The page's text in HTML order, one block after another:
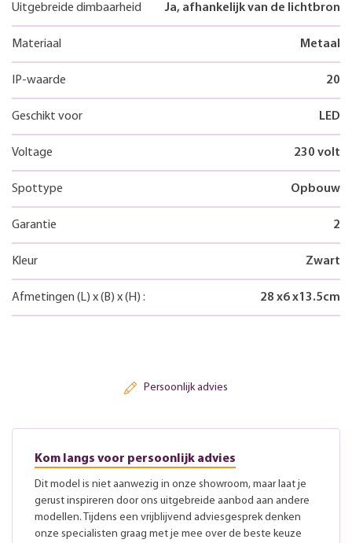
Uitgebreide dimbaarheid Ja, afhankelijk van de lichtbron
Materiaal Metaal
IP-waarde 20
Geschikt voor LED
Voltage 230 volt
Spottype Opbouw
Garantie 2
Kleur Zwart
Afmetingen (L) x(B) x(H) : 28 x6x13.5cm
Persoonlijk advies
Kom langs voor persoonlijk advies
Dit model is niet aanwezig in onze showroom, maar laat je
gerust inspireren door ons uitgebreide aanbod aan andere
modellen. Tijdens een vrijblijvend adviesgesprek denken
onze specialisten graag met je mee over de beste keuze